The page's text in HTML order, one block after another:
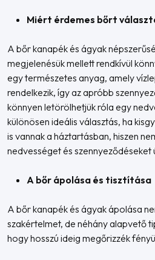
Miért érdemes bőrt
A bőr kanapék és ágyak
megjelenésük mellett rendkívül
egy természetes anyag, amely
rendelkezik, így az apróbb
könnyen letörölhetjük róla egy
különösen ideális választás, ha
is vannak a háztartásban, hiszen
nedvességet és szennyeződéseket
A bőr ápolása és tisztítása
A bőr kanapék és ágyak ápolása
szakértelmet, de néhány alapvető
hogy hosszú ideig megőrizzék